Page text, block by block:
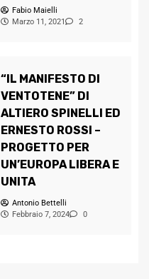
Fabio Maielli
Marzo 11, 2021
2
“IL MANIFESTO DI
VENTOTENE” DI
ALTIERO SPINELLI ED
ERNESTO ROSSI –
PROGETTO PER
UN’EUROPA LIBERA E
UNITA
Antonio Bettelli
Febbraio 7, 2024
0